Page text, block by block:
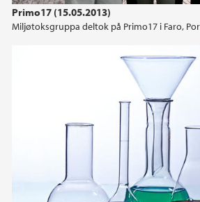
Primo17 (15.05.2013)
Miljøtoksgruppa deltok på Primo17 i Faro,